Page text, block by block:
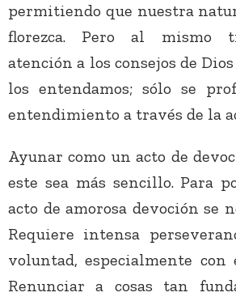
permitiendo que nuestra
florezca. Pero al mismo
atención a los consejos de
los entendamos; sólo se
entendimiento a través de la
Ayunar como un acto de
este sea más sencillo. Para
acto de amorosa devoción se
Requiere intensa
voluntad, especialmente con
Renunciar a cosas tan